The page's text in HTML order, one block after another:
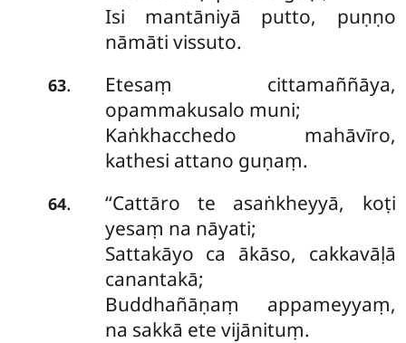
Isi mantāniyā putto, puṇṇo
nāmāti vissuto.
63.
Etesaṃ cittamaññāya,
opammakusalo muni;
Kaṅkhacchedo mahāvīro,
kathesi attano guṇaṃ.
64. ‘‘Cattārote asaṅkheyyā, koṭi
yesaṃ na nāyati;
Sattakāyo ca ākāso, cakkavāḷā
canantakā;
Buddhañāṇaṃ appameyyaṃ,
na sakkā ete vijānituṃ.